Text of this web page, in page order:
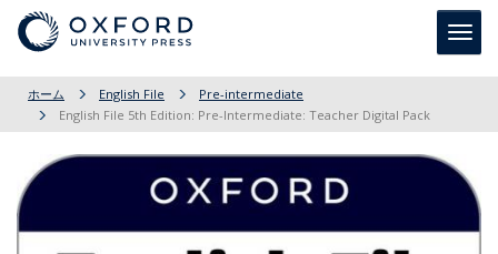
ホーム English File
Pre-intermediate
English File 5th Edition: Pre-Intermediate: Teacher Digital Pack